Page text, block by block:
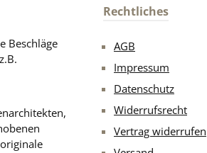
Beschläge
Rechtliches
AGB
Impressum
Datenschutz
Widerrufsrecht
Vertrag widerrufen